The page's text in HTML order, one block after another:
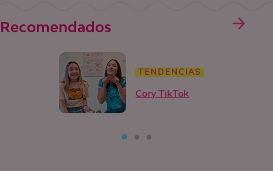
Recomendados
TENDENCIAS
Cory TikTok